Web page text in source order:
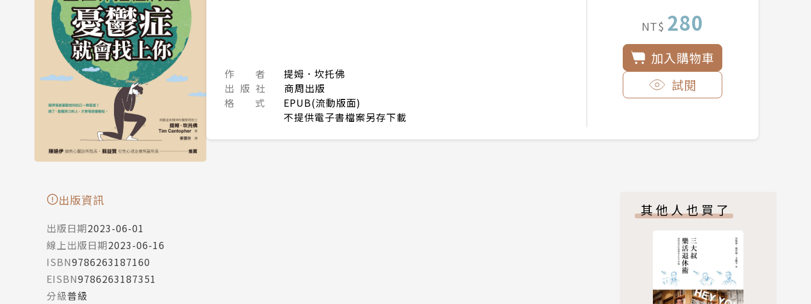
作 者
提姆．坎托佛
出 版 社
商周出版
格 式
EPUB(流動版面)
不提供電子書檔案另存下載
NT$ 280
加入購物車
試閱
出版資訊
出版日期2023-06-01
線上出版日期2023-06-16
ISBN9786263187160
EISBN9786263187351
分級普級
其他人也買了